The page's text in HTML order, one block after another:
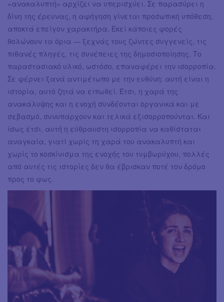
«ανακαλυπτή» αρχίζει να υπερισχύει. Σε παρασύρει η
δίνη της έρευνας, η αφήγηση γίνεται προσωπική υπόθεση,
αποκτά επείγον χαρακτήρα. Εκεί κάποιες φορές
θολώνουν τα όρια — ξεχνάς τους ζώντες συγγενείς, τις
πιθανές πληγές, τις συνέπειες της δημοσιοποίησης. Το
παραστασιακό υλικό, ωστόσο, επαναφέρει την ισορροπία.
Σε φέρνει ξανά αντιμέτωπο με την ευθύνη: αυτή είναι η
ιστορία, αυτό ζητά να ειπωθεί. Έτσι, η χαρά της
ανακάλυψης και η ενοχή συνδέονται οργανικά και με
σεβασμό, συνυπάρχουν και τελικά εξισορροπούνται. Και
ίσως έτσι, αυτή η εύθραυστη ισορροπία να καθίσταται
αναγκαία, γιατί χωρίς τη χαρά του ανακαλυπτή και
χωρίς το κοσκίνισμα της ενοχής του τυμβωρύχου, πολλές
από αυτές τις ιστορίες δεν θα έβρισκαν ποτέ τον δρόμο
προς το φως.